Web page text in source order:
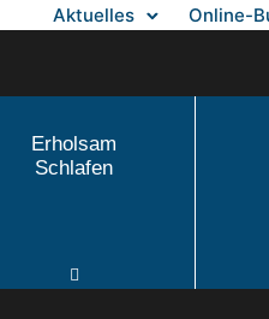
Aktuelles Online-
Erholsam
Schlafen